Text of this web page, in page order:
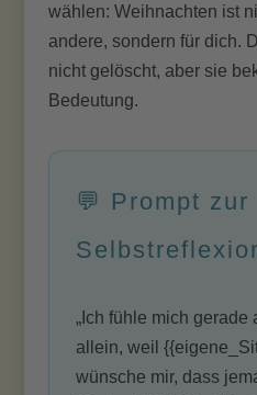
wählen: Weihnachten ist
andere, sondern für dich.
nicht gelöscht, aber sie
Bedeutung.
💬 Prompt zur
„Ich fühle mich gerade
allein, weil
wünsche mir, dass